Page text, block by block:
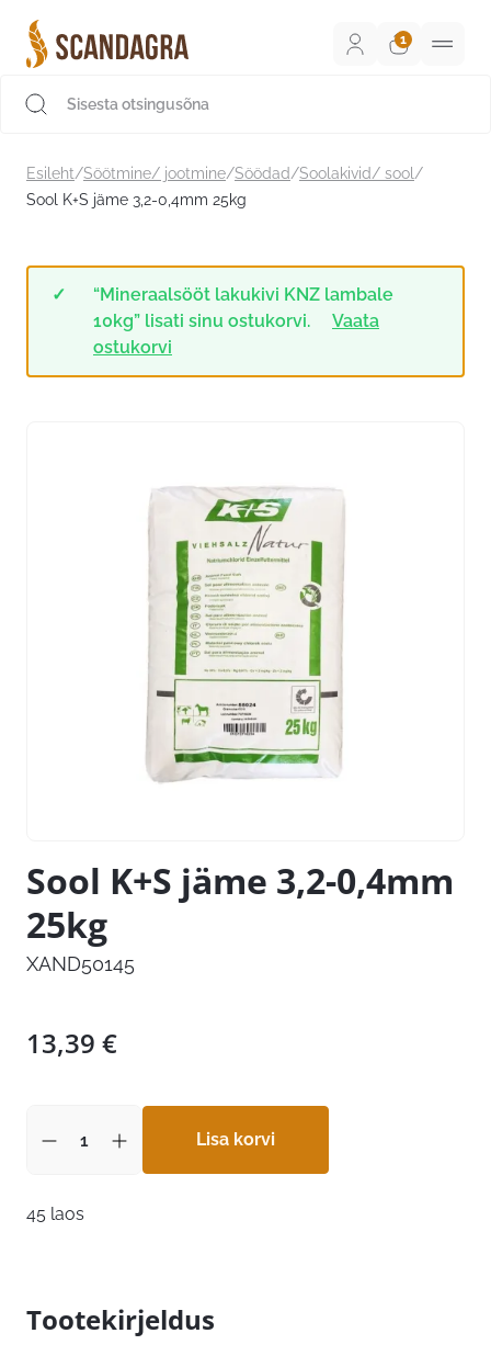
sisu
juurde
Esileht/Söötmine/ jootmine/Söödad/Soolakivid/ sool /
Sool K+S jäme 3,2-0,4mm 25kg
“Mineraalsööt lakukivi KNZ lambale
10kg” lisati sinu ostukorvi.
Vaata
ostukorvi
Sool K+S jäme 3,2-0,4mm
25kg
XAND50145
13,39 €
Lisa korvi
45 laos
Tootekirjeldus